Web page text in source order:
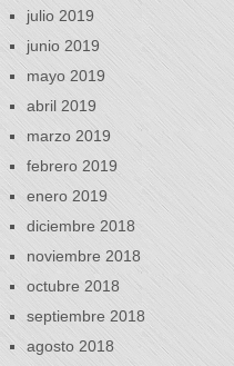
julio 2019
junio 2019
mayo 2019
abril 2019
marzo 2019
febrero 2019
enero 2019
diciembre 2018
noviembre 2018
octubre 2018
septiembre 2018
agosto 2018